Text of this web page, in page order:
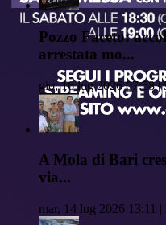
Pozzo Faceto:
arrestata mo...
gio, 16 lug 2026 07:58 |
A Mola di Bari
via...
mar, 14 lug 2026 13:11 |